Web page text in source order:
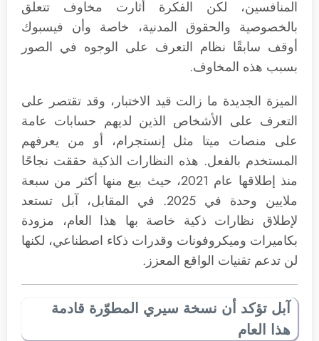
المنافسين، لكن الفكرة أثارت مخاوف تتعلق
بالخصوصية والحقوق المدنية، خاصة وأن فيسبوك
أوقف سابقًا نظام التعرف على الوجوه في الصور
بسبب هذه المخاوف.
الميزة الجديدة ما زالت قيد الاختبار، وقد تقتصر على
التعرف على الأشخاص الذين لديهم حسابات عامة
على منصات ميتا مثل إنستجرام، أو من يعرفهم
المستخدم بالفعل. هذه النظارات الذكية حققت نجاحًا
منذ إطلاقها عام 2021، حيث بيع منها أكثر من سبعة
ملايين وحدة في 2025. في المقابل، آبل تستعد
لإطلاق نظارات ذكية خاصة بها هذا العام، مزودة
بكاميرات وميكروفونات وقدرات ذكاء اصطناعي، لكنها
لن تدعم تقنيات الواقع المعزز.
آبل تؤكد أن نسخة سيري المطوّرة قادمة
هذا العام